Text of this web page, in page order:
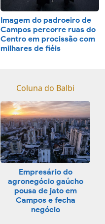
Imagem do padroeiro de
Campos percorre ruas do
Centro em procissão com
milhares de fiéis
Coluna do Balbi
Empresário do
agronegócio gaúcho
pousa de jato em
Campos e fecha
negócio